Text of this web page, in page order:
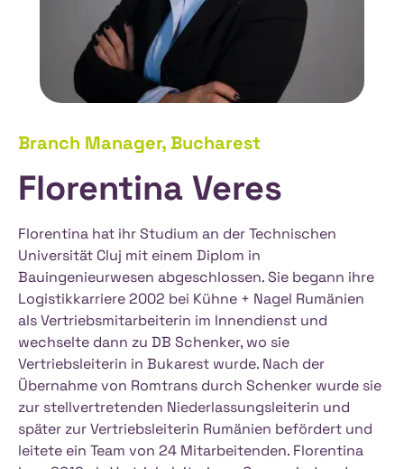
Hafen Rumäniens und ein wichtiges Tor für
den inter­nationalen Handel. Er liegt am
Schwarzen Meer und ist einer der
wichtigsten Häfen in Südost­europa.
Die Anbindung des Hafens an diese Korridore
ermöglicht einen reibungs­losen
wichtigsten europäischen Handels­routen
verbindet und eine effiziente regionale
Logistik ermöglicht.
Durch die Häfen an der Adria und auf dem
europä­ischen Nord­kontinent ist auch der
westliche Teil Rumäniens gut angebunden.
Der Hafen von Constanta verfügt über zwei
große Container­terminals, daher werden die
Branch Manager, Bucharest
Florentina Veres
Florentina hat ihr Studium an der Technischen
Universität Cluj mit einem Diplom in
Bauingenieurwesen abgeschlossen. Sie begann ihre
Logistikkarriere 2002 bei Kühne + Nagel Rumänien
als Vertriebsmitarbeiterin im Innendienst und
wechselte dann zu DB Schenker, wo sie
Vertriebsleiterin in Bukarest wurde. Nach der
Übernahme von Romtrans durch Schenker wurde sie
zur stellvertretenden Niederlassungsleiterin und
später zur Vertriebsleiterin Rumänien befördert und
leitete ein Team von 24 Mitarbeitenden. Florentina